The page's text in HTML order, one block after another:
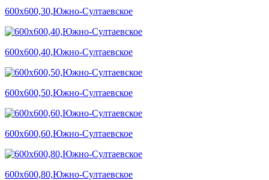
600х600,30,Южно-Султаевское
600х600,40,Южно-Султаевское
600х600,50,Южно-Султаевское
600х600,60,Южно-Султаевское
600х600,80,Южно-Султаевское